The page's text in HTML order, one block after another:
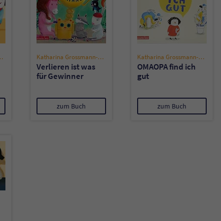
Hensel Katharina Grossmann-Hensel
Verlieren ist was
für Gewinner
zum Buch
Katharina Grossmann-Hensel
OMAOPA find ich
gut
zum Buch
tx_pwcomments_ahash
Literatur-Couch Medien GmbH & Co. KG
1 Jahr